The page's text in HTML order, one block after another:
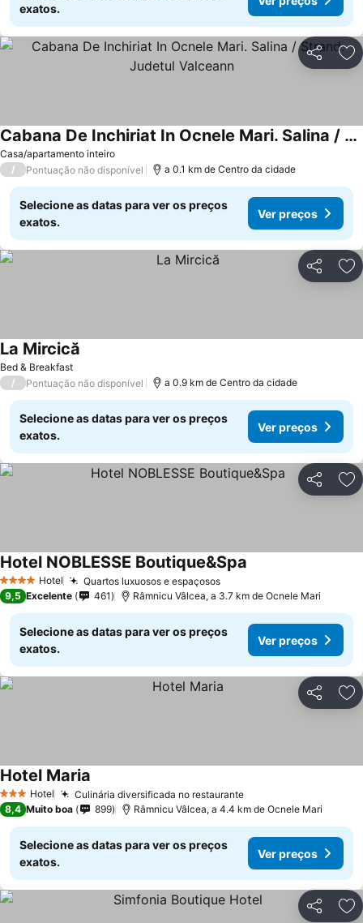
exatos.
Partilhar
Casa/apartamento inteiro
Cabana De Inchiriat In Ocnele Mari. Salina / Strand. Judetul Valceann
/ Pontuação não disponível a 0.1 km de Centro da cidade
Selecione as datas para ver os preços
exatos.
Ver preços
Partilhar
Bed & Breakfast
La Mircică
/ Pontuação não disponível a 0.9 km de Centro da cidade
Selecione as datas para ver os preços
exatos.
Ver preços
Partilhar
4 EstrelasHotel Quartos luxuosos e espaçosos
Hotel NOBLESSE Boutique&Spa
9,5 Excelente 461 Râmnicu Vâlcea, a 3.7 km de Ocnele Mari
Selecione as datas para ver os preços
exatos.
Ver preços
Partilhar
3 EstrelasHotel Culinária diversificada no restaurante
Hotel Maria
8,4 Muito boa 899 Râmnicu Vâlcea, a 4.4 km de Ocnele Mari
Selecione as datas para ver os preços
exatos.
Ver preços
Partilhar